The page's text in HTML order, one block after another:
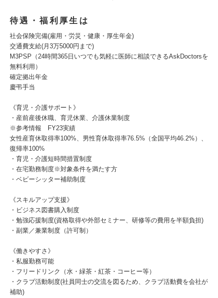
待遇・福利厚生は
社会保険完備(雇用・労災・健康・厚生年金)
交通費支給(月3万5000円まで)
M3PSP（24時間365日いつでも気軽に医師に相談できるAskDoctorsを
無料利用）
確定拠出年金
慶弔手当
《育児・介護サポート》
・産前産後休職、育児休業、介護休業制度
※参考情報 FY23実績
女性産育休取得率100%、男性育休取得率76.5%（全国平均46.2%）、
復帰率100%
・育児・介護短時間措置制度
・在宅勤務制度※対象条件を満たす方
・ベビーシッター補助制度
《スキルアップ支援》
・ビジネス図書購入制度
・勉強応援制度(資格取得や外部セミナー、研修等の費用を半額負担)
・副業／兼業制度（許可制）
《働きやすさ》
・私服勤務可能
・フリードリンク（水・緑茶・紅茶・コーヒー等）
・クラブ活動制度(社員同士の交流を図るため、クラブ活動費を会社が
補助)